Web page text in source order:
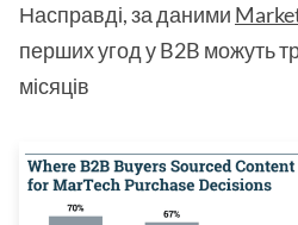
Насправді, за даними
перших угод у B2B можуть
місяців